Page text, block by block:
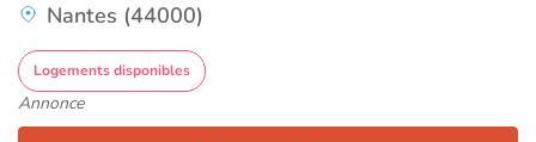
Nantes (44000)
Logements disponibles
Annonce